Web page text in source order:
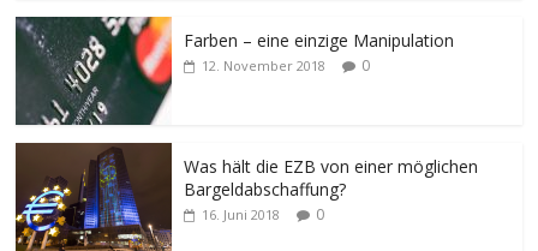
Farben – eine einzige Manipulation
12. November 2018 0
Was hält die EZB von einer möglichen
Bargeldabschaffung?
16. Juni 2018 0